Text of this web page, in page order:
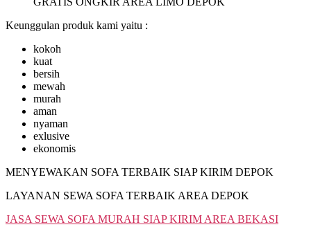
Keunggulan produk kami yaitu :
kokoh
kuat
bersih
mewah
murah
aman
nyaman
exlusive
ekonomis
MENYEWAKAN SOFA TERBAIK SIAP KIRIM DEPOK
LAYANAN SEWA SOFA TERBAIK AREA DEPOK
JASA SEWA SOFA MURAH SIAP KIRIM AREA BEKASI